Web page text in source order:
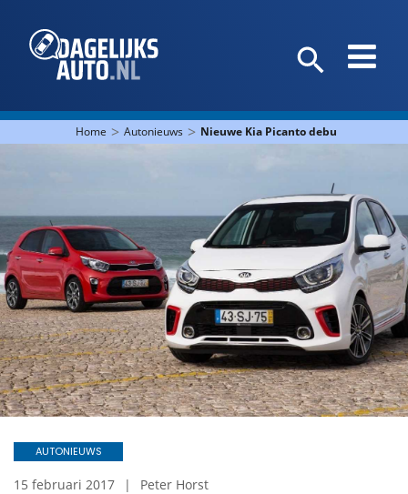
Home > Autonieuws > Nieuwe Kia Picanto debuteert op
AUTONIEUWS
15 februari 2017 Peter Horst